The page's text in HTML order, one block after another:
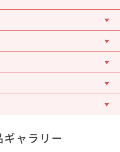
ギャラリー